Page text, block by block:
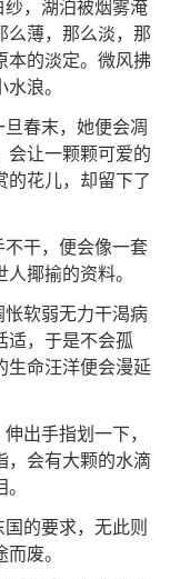
，湖泊被烟雾淹
么薄，那么淡，那
的淡定。微风拂
浪。
春末，她便会凋
会让一颗颗可爱的
花儿，却留下了
干，便会像一套
揶揄的资料。
软弱无力干渴病
适，于是不会孤
生命汪洋便会漫延
出手指划一下，
，会有大颗的水滴
的要求，无此则
废。